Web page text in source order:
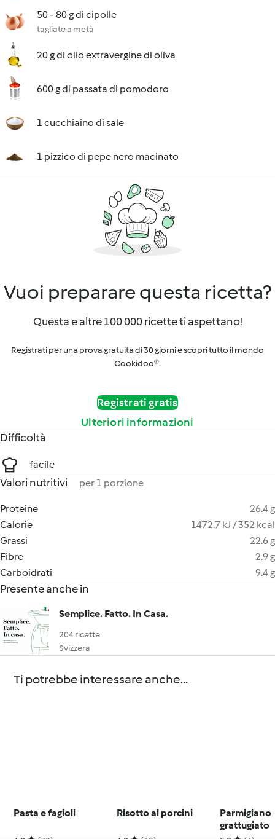
50 - 80 g di cipolle
tagliate a metà
20 g di olio extravergine di oliva
600 g di passata di pomodoro
1 cucchiaino di sale
1 pizzico di pepe nero macinato
Vuoi preparare questa ricetta?
Questa e altre 100 000 ricette ti aspettano!
Registrati per una prova gratuita di 30 giorni e scopri tutto il mondo
Cookidoo®.
Registrati gratis
Ulteriori informazioni
Difficoltà
facile
Valori nutritivi per 1 porzione
Proteine
26.4 g
Calorie
1472.7 kJ / 352 kcal
Grassi
22.6 g
Fibre
2.9 g
Carboidrati
9.4 g
Presente anche in
Semplice. Fatto. In Casa.
204 ricette
Svizzera
Ti potrebbe interessare anche...
Pasta e fagioli Risotto ai porcini
Parmigiano
grattugiato